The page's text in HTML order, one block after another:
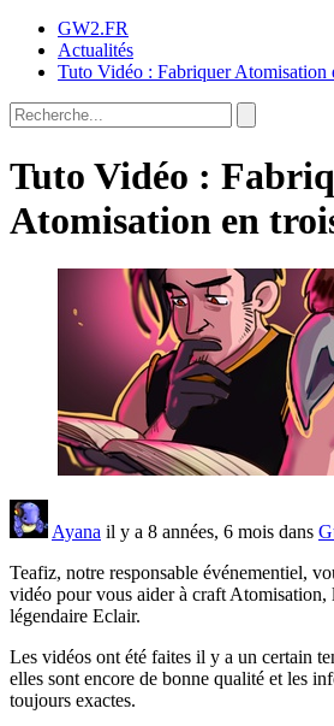
GW2.FR
Actualités
Tuto Vidéo : Fabriquer Atomisation
Tuto Vidéo :
Atomisation en
Ayana il y a 8 années, 6 mois dans
Teafiz, notre responsable événementiel,
vidéo pour vous aider à craft Atomisation,
légendaire Eclair.
Les vidéos ont été faites il y a un certain
elles sont encore de bonne qualité et les
toujours exactes.